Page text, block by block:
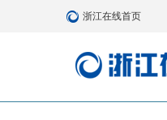
浙江在线首页